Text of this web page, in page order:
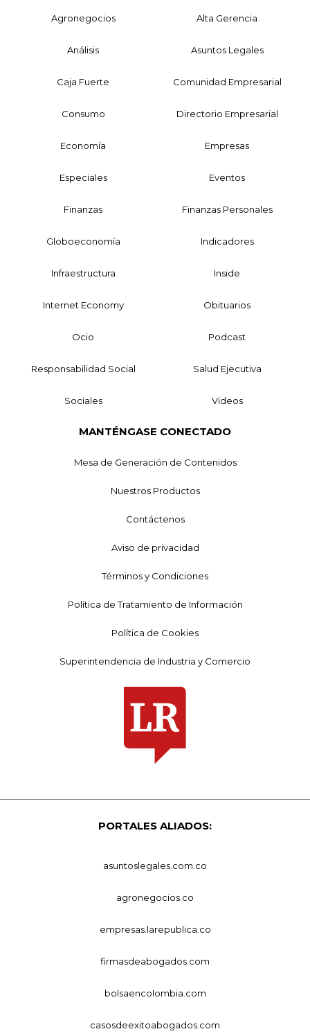
Agronegocios Alta Gerencia
Análisis Asuntos Legales
Caja Fuerte Comunidad Empresarial
Consumo Directorio Empresarial
Economía Empresas
Especiales Eventos
Finanzas Finanzas Personales
Globoeconomía Indicadores
Infraestructura Inside
Internet Economy Obituarios
Ocio Podcast
Responsabilidad Social Salud Ejecutiva
Sociales Videos
MANTÉNGASE CONECTADO
Mesa de Generación de Contenidos
Nuestros Productos
Contáctenos
Aviso de privacidad
Términos y Condiciones
Política de Tratamiento de Información
Política de Cookies
Superintendencia de Industria y Comercio
PORTALES ALIADOS:
asuntoslegales.com.co
agronegocios.co
empresas.larepublica.co
firmasdeabogados.com
bolsaencolombia.com
casosdeexitoabogados.com